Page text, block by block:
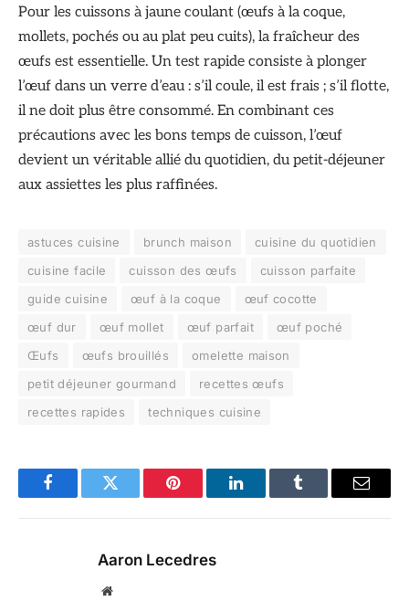
Pour les cuissons à jaune coulant (œufs à la coque,
mollets, pochés ou au plat peu cuits), la fraîcheur des
œufs est essentielle. Un test rapide consiste à plonger
l’œuf dans un verre d’eau : s’il coule, il est frais ; s’il flotte,
il ne doit plus être consommé. En combinant ces
précautions avec les bons temps de cuisson, l’œuf
devient un véritable allié du quotidien, du petit-déjeuner
aux assiettes les plus raffinées.
astuces cuisine brunch maison
cuisine du quotidien
cuisine facile
cuisson des œufs
cuisson parfaite
guide cuisine
œuf à la coque
œuf cocotte
œuf dur
œuf mollet œuf parfait
œuf poché
Œufs
œufs brouillés
omelette maison
petit déjeuner gourmand
recettes œufs
recettes rapides
techniques cuisine
FacebookTwitter Pinterest LinkedInTumblr Email
Aaron Lecedres
Site